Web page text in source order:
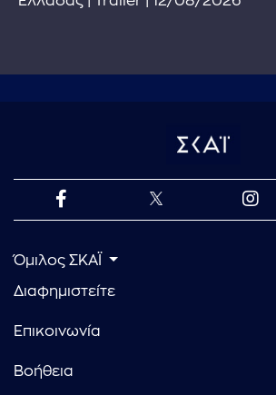
Όμιλος ΣΚΑΪ
Διαφημιστείτε
Επικοινωνία
Βοήθεια